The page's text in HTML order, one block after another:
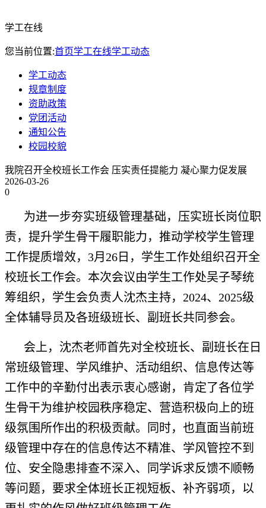
学工在线
您当前位置:首页学工在线学工动态
学工动态
规章制度
资助政策
党团活动
通知公告
校园校貌
我院召开全校班长工作会 压实责任提能力 凝心聚力促发展
2026-03-26
0
为进一步夯实班级管理基础，压实班长岗位职
责，提升学生骨干履职能力，推动学校学生管理
工作提质增效，3月26日，学生工作处组织召开全
校班长工作会。本次会议由学生工作处吴子琴统
筹组织，学生会负责人沈杰主持，2024、2025级
全体辅导员及各班级班长、副班长共同参会。
会上，沈杰老师首先对全校班长、副班长在日
常班级管理、学风维护、活动组织、信息传达等
工作中的辛勤付出表示衷心感谢，肯定了各位学
生骨干为维护校园秩序稳定、营造积极向上的班
级氛围所作出的积极贡献。同时，也直面当前班
级管理中存在的信息传达不精准、学风管控不到
位、安全隐患排查不深入、同学诉求反馈不顺畅
等问题，要求全体班长正视短板、补齐弱项，以